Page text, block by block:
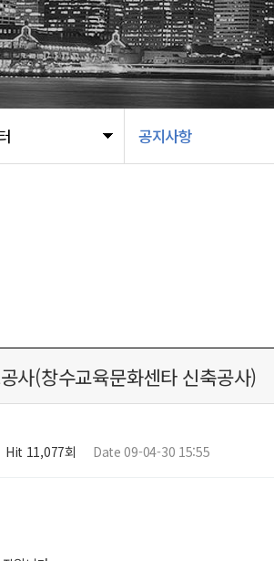
공지사항
사(창수교육문화센타 신축공사)
Hit 11,077회 Date 09-04-30 15:55